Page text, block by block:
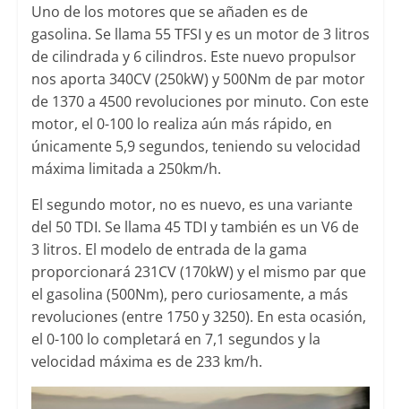
Uno de los motores que se añaden es de
gasolina. Se llama 55 TFSI y es un motor de 3 litros
de cilindrada y 6 cilindros. Este nuevo propulsor
nos aporta 340CV (250kW) y 500Nm de par motor
de 1370 a 4500 revoluciones por minuto. Con este
motor, el 0-100 lo realiza aún más rápido, en
únicamente 5,9 segundos, teniendo su velocidad
máxima limitada a 250km/h.
El segundo motor, no es nuevo, es una variante
del 50 TDI. Se llama 45 TDI y también es un V6 de
3 litros. El modelo de entrada de la gama
proporcionará 231CV (170kW) y el mismo par que
el gasolina (500Nm), pero curiosamente, a más
revoluciones (entre 1750 y 3250). En esta ocasión,
el 0-100 lo completará en 7,1 segundos y la
velocidad máxima es de 233 km/h.